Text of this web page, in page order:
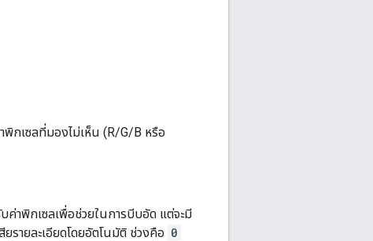
พิกเซลที่มองไม่เห็น (R/G/B หรือ
ค่าพิกเซลเพื่อช่วยในการบีบอัด แต่จะมี
ายละเอียดโดยอัตโนมัติ ช่วงคือ 0